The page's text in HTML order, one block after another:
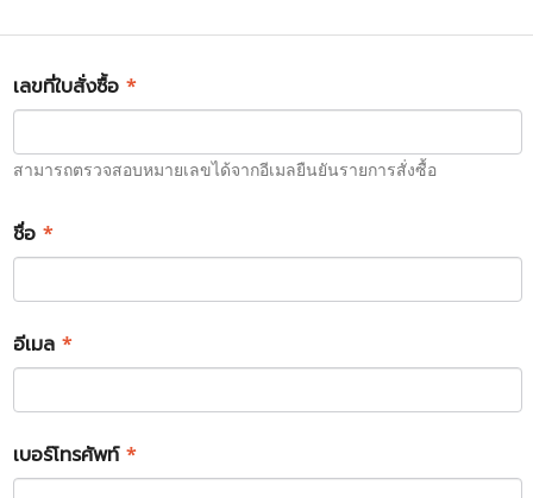
เลขที่ใบสั่งซื้อ *
สามารถตรวจสอบหมายเลขได้จากอีเมลยืนยันรายการสั่งซื้อ
ชื่อ *
อีเมล *
เบอร์โทรศัพท์ *